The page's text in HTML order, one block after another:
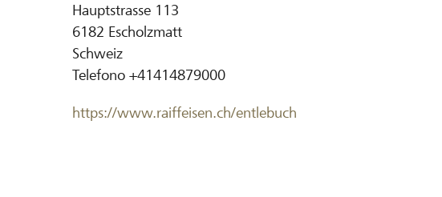
Hauptstrasse 113
6182 Escholzmatt
Schweiz
Telefono +41414879000
https://www.raiffeisen.ch/entlebuch